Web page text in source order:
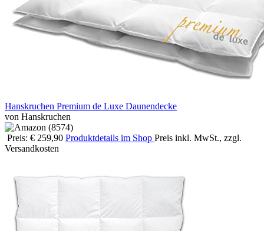
Hanskruchen Premium de Luxe Daunendecke
von Hanskruchen
Preis: € 259,90 Produktdetails im Shop Preis inkl. MwSt., zzgl.
Versandkosten